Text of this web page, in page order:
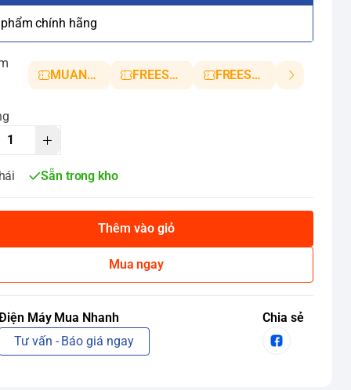
chính hãng
MUANHANH01 FREESHIP5 FREESHIP10
Sẵn trong kho
Thêm vào giỏ
Mua ngay
Máy Mua Nhanh
Tư vấn - Báo giá ngay
Chia sẻ